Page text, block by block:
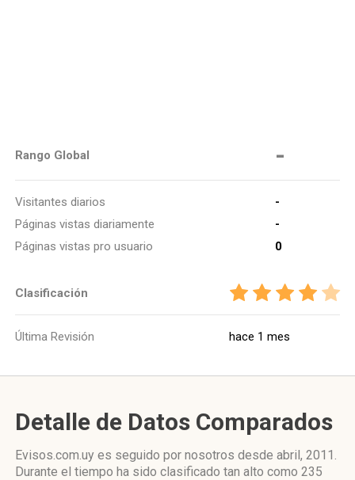
Rango Global -
Visitantes diarios
-
Páginas vistas diariamente
-
Páginas vistas pro usuario
0
Clasificación
Última Revisión hace 1 mes
Detalle de Datos Comparados
Evisos.com.uy es seguido por nosotros desde abril, 2011.
Durante el tiempo ha sido clasificado tan alto como 235